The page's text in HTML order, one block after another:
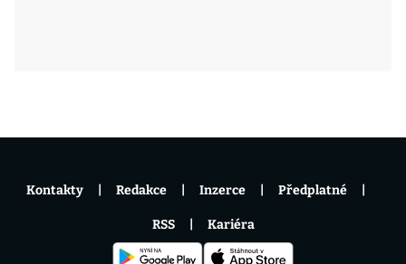
Kontakty Redakce Inzerce Předplatné
RSS Kariéra